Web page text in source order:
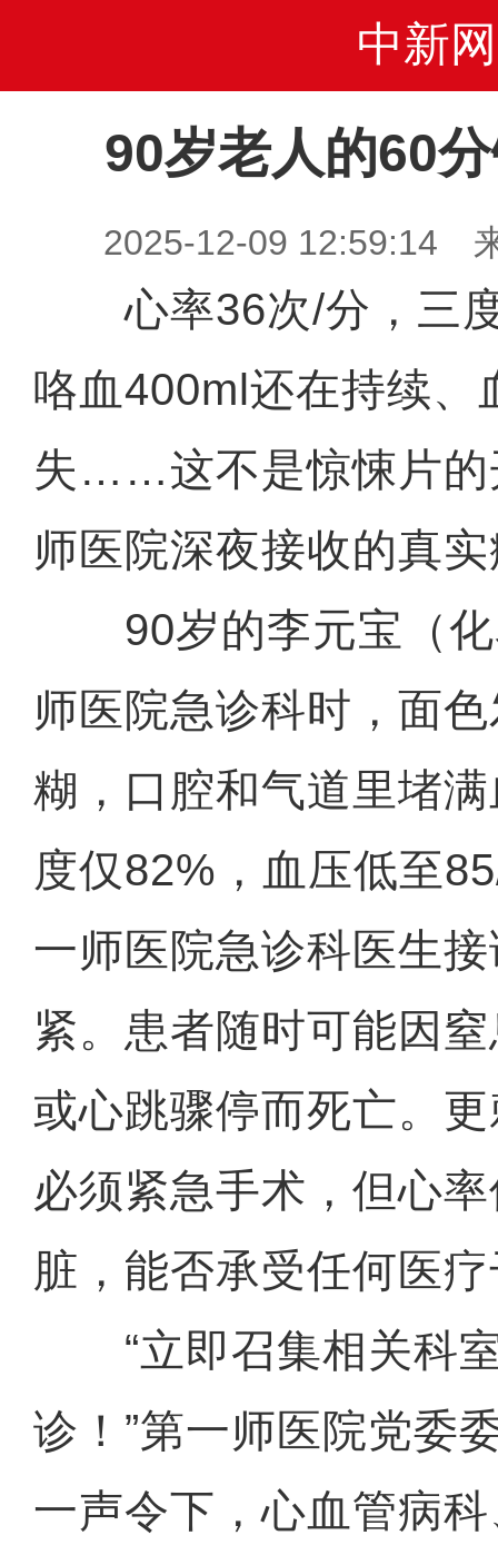
中新网
90岁老人的60
2025-12-09 12:59:14
心率36次/分，三度
咯血400ml还在持续、
失……这不是惊悚片的
师医院深夜接收的真
90岁的李元宝（化
师医院急诊科时，面
糊，口腔和气道里堵
度仅82%，血压低至
一师医院急诊科医生
紧。患者随时可能因
或心跳骤停而死亡。
必须紧急手术，但心
脏，能否承受任何医
“立即召集相关科室
诊！”第一师医院党委
一声令下，心血管病